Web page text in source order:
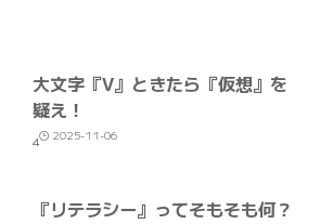
大文字『V』ときたら『仮想』を
疑え！
4 2025-11-06
『リテラシー』ってそもそも何？